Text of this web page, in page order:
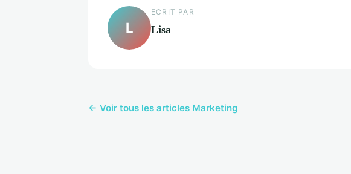
L
ECRIT PAR
Lisa
← Voir tous les articles Marketing